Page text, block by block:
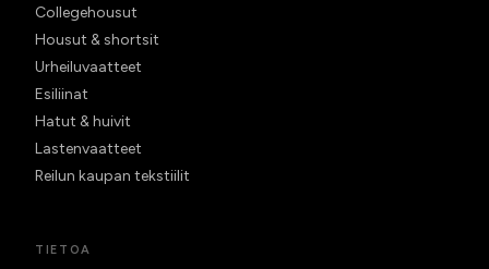
Collegehousut
Housut & shortsit
Urheiluvaatteet
Esiliinat
Hatut & huivit
Lastenvaatteet
Reilun kaupan tekstiilit
TIETOA